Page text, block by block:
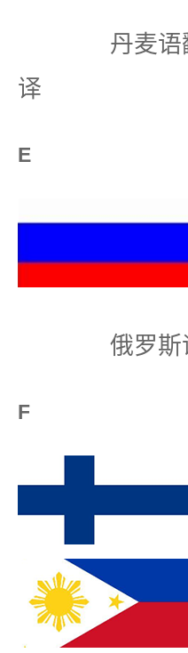
丹麦
译
E
俄罗斯语
F